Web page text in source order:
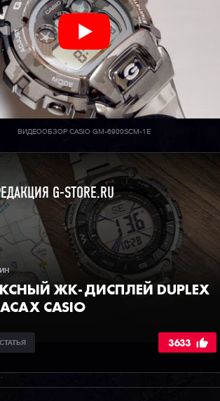
ВИДЕООБЗОР CASIO GM-6900SCM-1E
G-STORE.RU
ЖК-ДИСПЛЕЙ DUPLEX
CASIO
СТАТЬЯ 3633